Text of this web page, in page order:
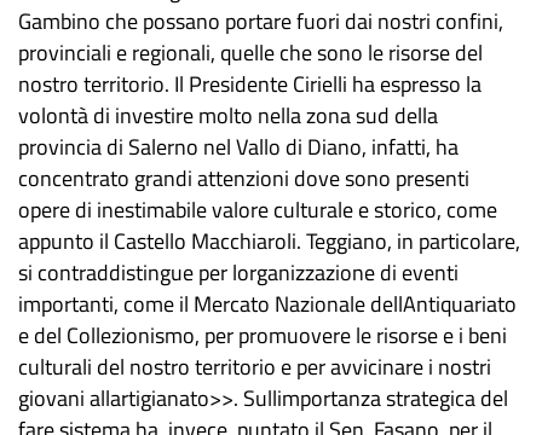
Gambino che possano portare fuori dai nostri confini,
provinciali e regionali, quelle che sono le risorse del
nostro territorio. Il Presidente Cirielli ha espresso la
volontà di investire molto nella zona sud della
provincia di Salerno nel Vallo di Diano, infatti, ha
concentrato grandi attenzioni dove sono presenti
opere di inestimabile valore culturale e storico, come
appunto il Castello Macchiaroli. Teggiano, in particolare,
si contraddistingue per lorganizzazione di eventi
importanti, come il Mercato Nazionale dellAntiquariato
e del Collezionismo, per promuovere le risorse e i beni
culturali del nostro territorio e per avvicinare i nostri
giovani allartigianato>>. Sullimportanza strategica del